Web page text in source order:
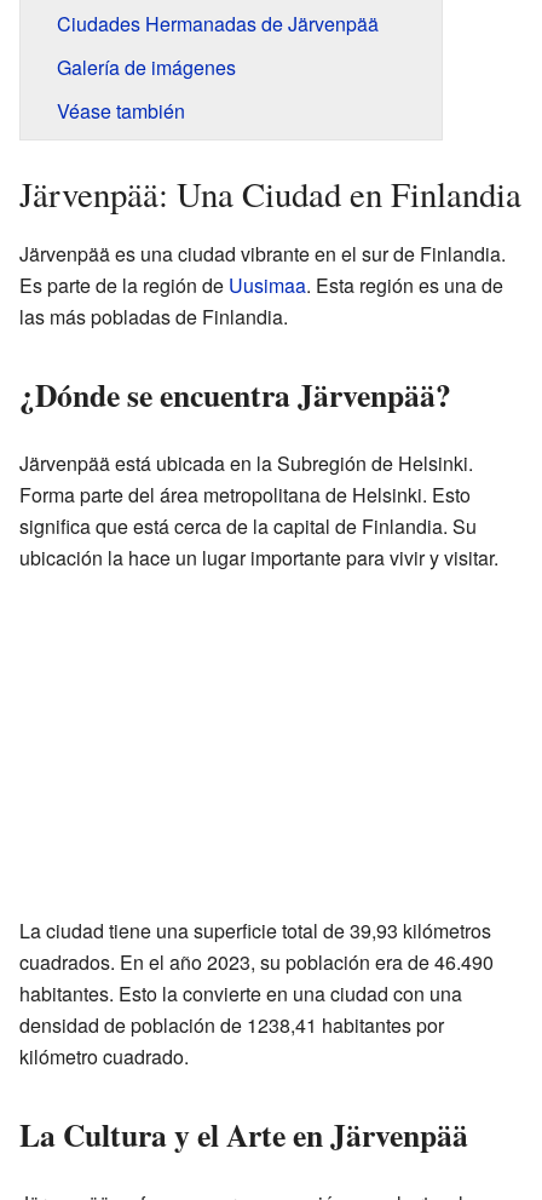
Ciudades Hermanadas de Järvenpää
Galería de imágenes
Véase también
Järvenpää: Una Ciudad en Finlandia
Järvenpää es una ciudad vibrante en el sur de Finlandia.
Es parte de la región de Uusimaa. Esta región es una de
las más pobladas de Finlandia.
¿Dónde se encuentra Järvenpää?
Järvenpää está ubicada en la Subregión de Helsinki.
Forma parte del área metropolitana de Helsinki. Esto
significa que está cerca de la capital de Finlandia. Su
ubicación la hace un lugar importante para vivir y visitar.
La ciudad tiene una superficie total de 39,93 kilómetros
cuadrados. En el año 2023, su población era de 46.490
habitantes. Esto la convierte en una ciudad con una
densidad de población de 1238,41 habitantes por
kilómetro cuadrado.
La Cultura y el Arte en Järvenpää